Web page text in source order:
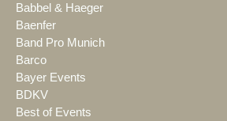
Babbel & Haeger
Baenfer
Band Pro Munich
Barco
Bayer Events
BDKV
Best of Events